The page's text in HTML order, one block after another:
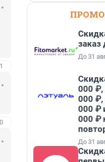
заказ
До 31
000 ₽,
000 ₽,
000 ₽
000 ₽
До 31